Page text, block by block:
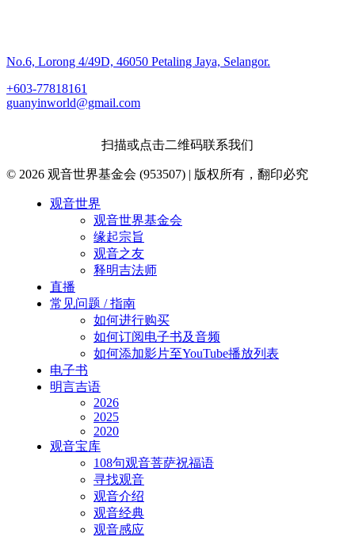
No.6, Lorong 4/49D, 46050 Petaling Jaya, Selangor.
+603-77818161
guanyinworld@gmail.com
扫描或点击二维码联系我们
© 2026 观音世界基金会 (953507) | 版权所有，翻印必究
观音世界
观音世界基金会
缘起宗旨
观音之友
释明吉法师
直播
常见问题 / 指南
如何进行购买
如何订阅电子书及音频
如何添加影片至YouTube播放列表
电子书
明言吉语
2026
2025
2020
观音宝库
108句观音菩萨祝福语
寻找观音
观音介绍
观音经典
观音感应